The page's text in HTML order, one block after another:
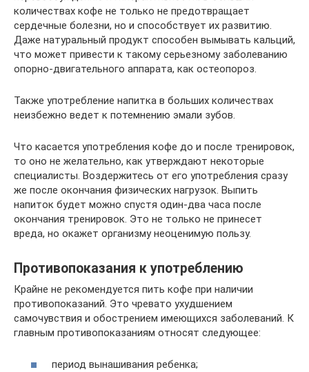
количествах кофе не только не предотвращает
сердечные болезни, но и способствует их развитию.
Даже натуральный продукт способен вымывать кальций,
что может привести к такому серьезному заболеванию
опорно-двигательного аппарата, как остеопороз.
Также употребление напитка в больших количествах
неизбежно ведет к потемнению эмали зубов.
Что касается употребления кофе до и после тренировок,
то оно не желательно, как утверждают некоторые
специалисты. Воздержитесь от его употребления сразу
же после окончания физических нагрузок. Выпить
напиток будет можно спустя один-два часа после
окончания тренировок. Это не только не принесет
вреда, но окажет организму неоценимую пользу.
Противопоказания к употреблению
Крайне не рекомендуется пить кофе при наличии
противопоказаний. Это чревато ухудшением
самочувствия и обострением имеющихся заболеваний. К
главным противопоказаниям относят следующее:
период вынашивания ребенка;